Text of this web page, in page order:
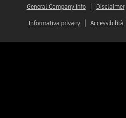
General Company Info
Disclaimer
Informativa privacy Accessibilità